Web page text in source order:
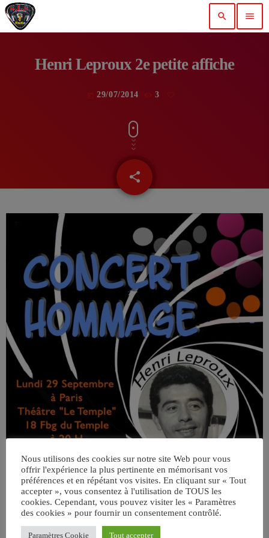
search menu
Henri Leproux 2e petite affiche
29/07/2014 3
share
email
Nous utilisons des cookies sur notre site Web pour vous
offrir l'expérience la plus pertinente en mémorisant vos
préférences et en répétant vos visites. En cliquant sur « Tout
accepter », vous consentez à l'utilisation de TOUS les
cookies. Cependant, vous pouvez visiter les « Paramètres
des cookies » pour fournir un consentement contrôlé.
Paramètres Cookie Tout accepter